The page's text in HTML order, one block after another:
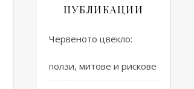
ПУБЛИКАЦИИ
Червеното цвекло:
ползи, митове и рискове